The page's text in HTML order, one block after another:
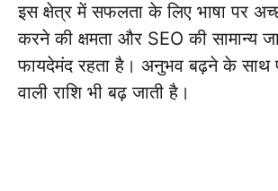
इस क्षेत्र में सफलता के लिए भाषा पर
करने की क्षमता और SEO की सामान्य
फायदेमंद रहता है। अनुभव बढ़ने के साथ
वाली राशि भी बढ़ जाती है।